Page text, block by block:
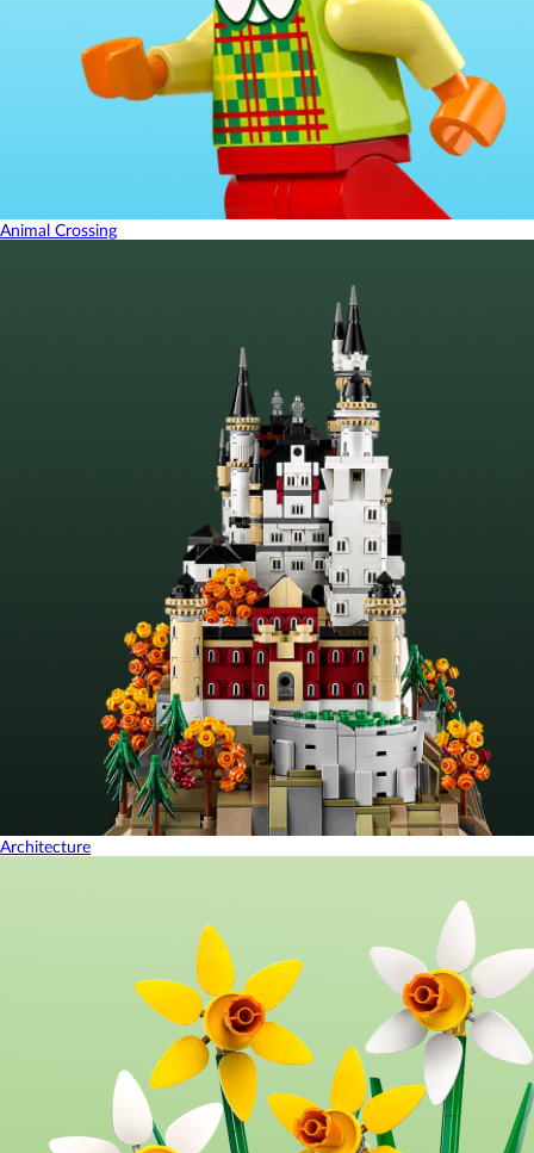
Animal Crossing
Architecture